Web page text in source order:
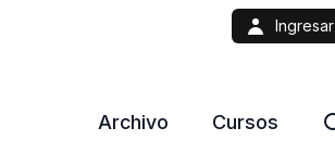
Ingresar
Archivo Cursos